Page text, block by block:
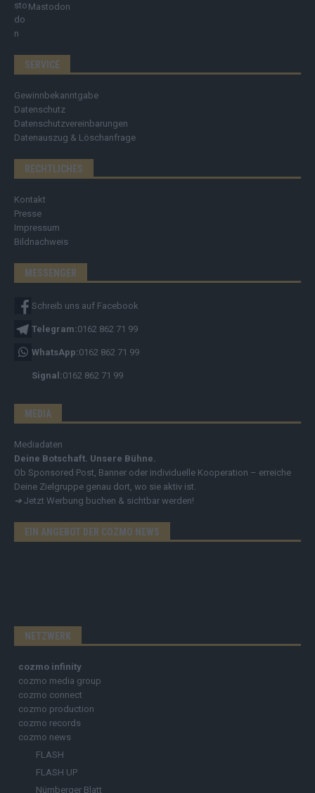
Mastodon
SERVICE
Gewinnbekanntgabe
Datenschutz
Datenschutzvereinbarungen
Datenauszug & Löschanfrage
RECHTLICHES
Kontakt
Presse
Impressum
Bildnachweis
MESSENGER
Schreib uns auf Facebook
Telegram:0162 862 71 99
WhatsApp:0162 862 71 99
Signal:0162 862 71 99
MEDIA
Mediadaten
Deine Botschaft. Unsere Bühne.
Ob Sponsored Post, Banner oder individuelle Kooperation – erreiche
Deine Zielgruppe genau dort, wo sie aktiv ist.
➔ Jetzt Werbung buchen & sichtbar werden!
EIN ANGEBOT DER COZMO NEWS
NETZWERK
cozmo infinity
cozmo media group
cozmo connect
cozmo production
cozmo records
cozmo news
FLASH
FLASH UP
Nürnberger Blatt